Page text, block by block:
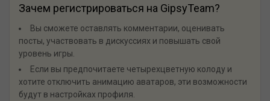
Зачем регистрироваться на GipsyTeam?
Вы сможете оставлять комментарии, оценивать
посты, участвовать в дискуссиях и повышать свой
уровень игры.
Если вы предпочитаете четырехцветную колоду и
хотите отключить анимацию аватаров, эти возможности
будут в настройках профиля.